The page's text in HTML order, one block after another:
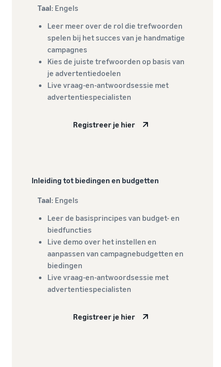
Taal: Engels
Leer meer over de rol die trefwoorden
spelen bij het succes van je handmatige
campagnes
Kies de juiste trefwoorden op basis van
je advertentiedoelen
Live vraag-en-antwoordsessie met
advertentiespecialisten
Registreer je hier
Inleiding tot biedingen en budgetten
Taal: Engels
Leer de basisprincipes van budget- en
biedfuncties
Live demo over het instellen en
aanpassen van campagnebudgetten en
biedingen
Live vraag-en-antwoordsessie met
advertentiespecialisten
Registreer je hier